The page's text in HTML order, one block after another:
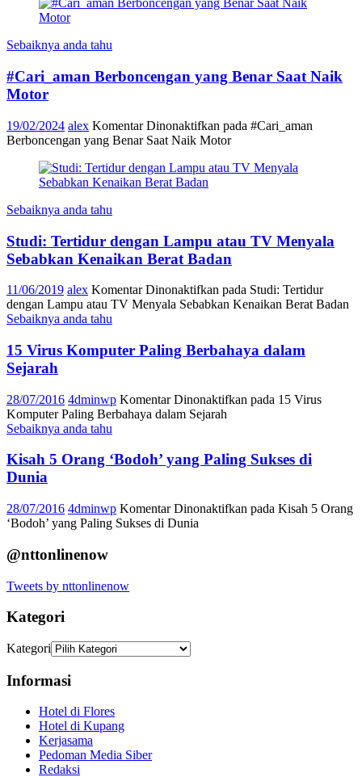
Sebaiknya anda tahu
#Cari_aman Berboncengan yang Benar Saat Naik
Motor
19/02/2024 alex Komentar Dinonaktifkan pada #Cari_aman
Berboncengan yang Benar Saat Naik Motor
Sebaiknya anda tahu
Studi: Tertidur dengan Lampu atau TV Menyala
Sebabkan Kenaikan Berat Badan
11/06/2019 alex Komentar Dinonaktifkan pada Studi: Tertidur
dengan Lampu atau TV Menyala Sebabkan Kenaikan Berat Badan
Sebaiknya anda tahu
15 Virus Komputer Paling Berbahaya dalam
Sejarah
28/07/2016 4dminwp Komentar Dinonaktifkan pada 15 Virus
Komputer Paling Berbahaya dalam Sejarah
Sebaiknya anda tahu
Kisah 5 Orang ‘Bodoh’ yang Paling Sukses di
Dunia
28/07/2016 4dminwp Komentar Dinonaktifkan pada Kisah 5 Orang
‘Bodoh’ yang Paling Sukses di Dunia
@nttonlinenow
Tweets by nttonlinenow
Kategori
Kategori
Informasi
Hotel di Flores
Hotel di Kupang
Kerjasama
Pedoman Media Siber
Redaksi